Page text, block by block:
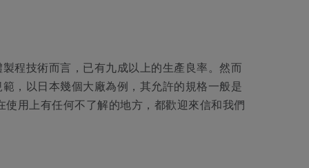
程技術而言，已有九成以上的生產良率。然而
，以日本幾個大廠為例，其允許的規格一般是
用上有任何不了解的地方，都歡迎來信和我們